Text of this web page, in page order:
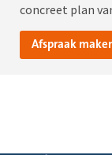
concreet plan
Afspraak